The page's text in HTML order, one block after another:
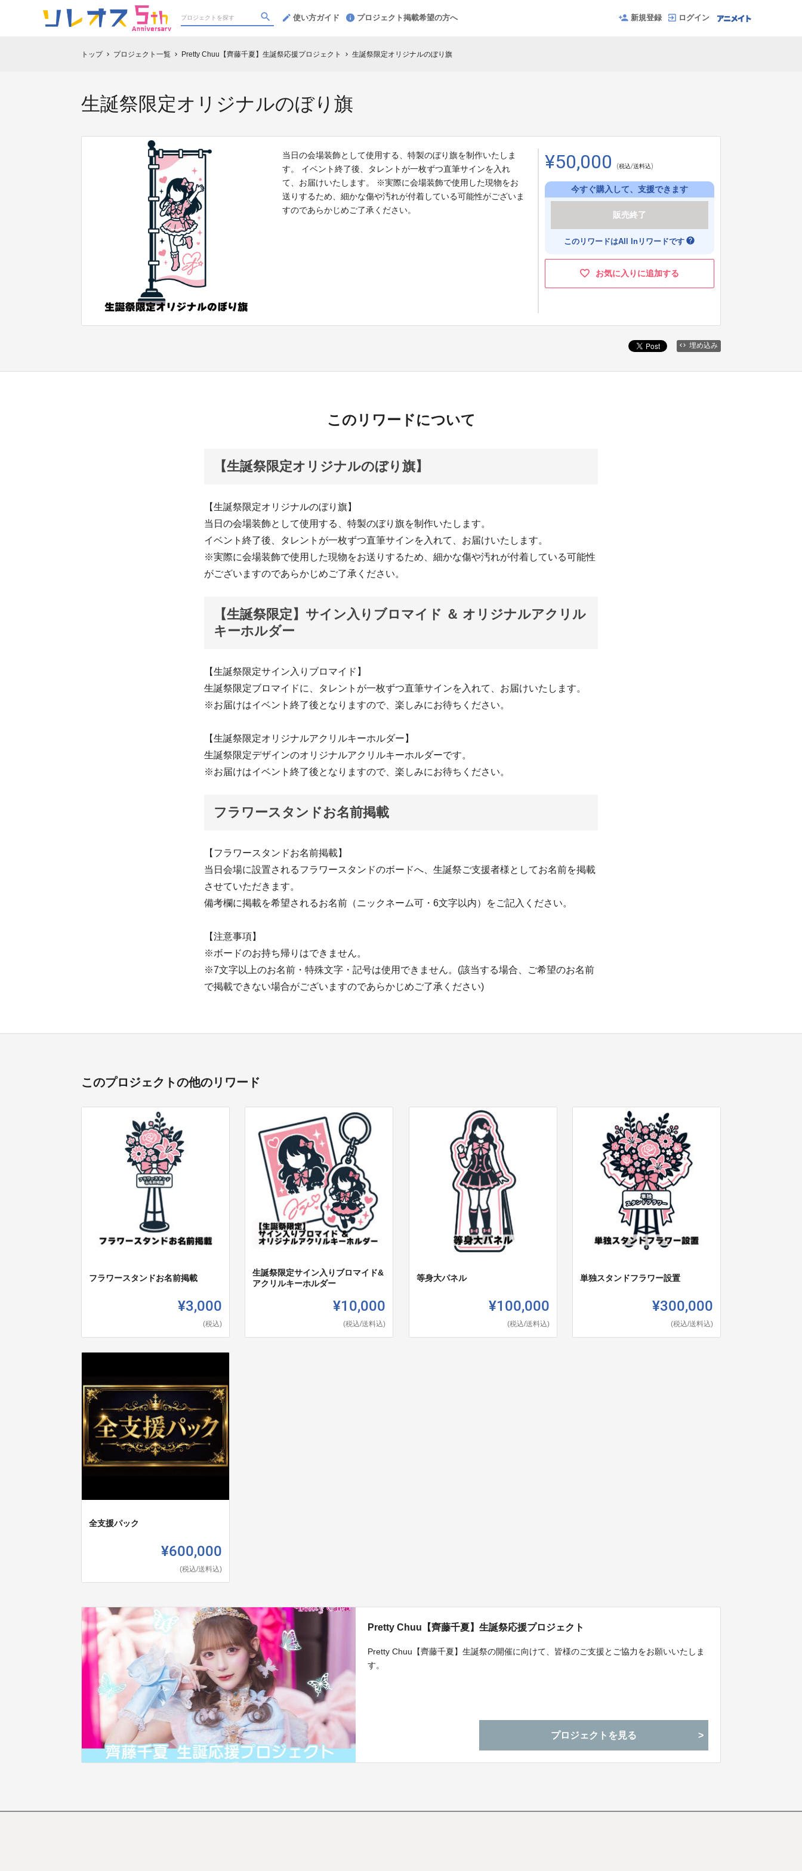
使い方ガイド プロジェクト掲載希望の方へ 新規登録 ログイン
トップ chevron_right プロジェクト一覧 chevron_right Pretty Chuu【齊藤千夏】生誕祭応援プロジェクト chevron_right 生誕祭限定オリジナルのぼり旗
生誕祭限定オリジナルのぼり旗
当日の会場装飾として使用する、特製のぼり旗を制作いたしま
す。 イベント終了後、タレントが一枚ずつ直筆サインを入れ
て、お届けいたします。 ※実際に会場装飾で使用した現物をお
送りするため、細かな傷や汚れが付着している可能性がございま
すのであらかじめご了承ください。
¥50,000 (税込/送料込)
今すぐ購入して、支援できます
販売終了
このリワードはAll Inリワードです help
お気に入りに追加する
埋め込み
このリワードについて
【生誕祭限定オリジナルのぼり旗】
【生誕祭限定オリジナルのぼり旗】
当日の会場装飾として使用する、特製のぼり旗を制作いたします。
イベント終了後、タレントが一枚ずつ直筆サインを入れて、お届けいたします。
※実際に会場装飾で使用した現物をお送りするため、細かな傷や汚れが付着している可能性
がございますのであらかじめご了承ください。
【生誕祭限定】サイン入りブロマイド ＆ オリジナルアクリル
キーホルダー
【生誕祭限定サイン入りブロマイド】
生誕祭限定ブロマイドに、タレントが一枚ずつ直筆サインを入れて、お届けいたします。
※お届けはイベント終了後となりますので、楽しみにお待ちください。
【生誕祭限定オリジナルアクリルキーホルダー】
生誕祭限定デザインのオリジナルアクリルキーホルダーです。
※お届けはイベント終了後となりますので、楽しみにお待ちください。
フラワースタンドお名前掲載
【フラワースタンドお名前掲載】
当日会場に設置されるフラワースタンドのボードへ、生誕祭ご支援者様としてお名前を掲載
させていただきます。
備考欄に掲載を希望されるお名前（ニックネーム可・6文字以内）をご記入ください。
【注意事項】
※ボードのお持ち帰りはできません。
※7文字以上のお名前・特殊文字・記号は使用できません。(該当する場合、ご希望のお名前
で掲載できない場合がございますのであらかじめご了承ください)
このプロジェクトの他のリワード
フラワースタンドお名前掲載
¥3,000
(税込)
生誕祭限定サイン入りブロマイド&
アクリルキーホルダー
¥10,000
(税込/送料込)
等身大パネル
¥100,000
(税込/送料込)
単独スタンドフラワー設置
¥300,000
(税込/送料込)
全支援パック
¥600,000
(税込/送料込)
Pretty Chuu【齊藤千夏】生誕祭応援プロジェクト
Pretty Chuu【齊藤千夏】生誕祭の開催に向けて、皆様のご支援とご協力をお願いいたしま
す。
プロジェクトを見る